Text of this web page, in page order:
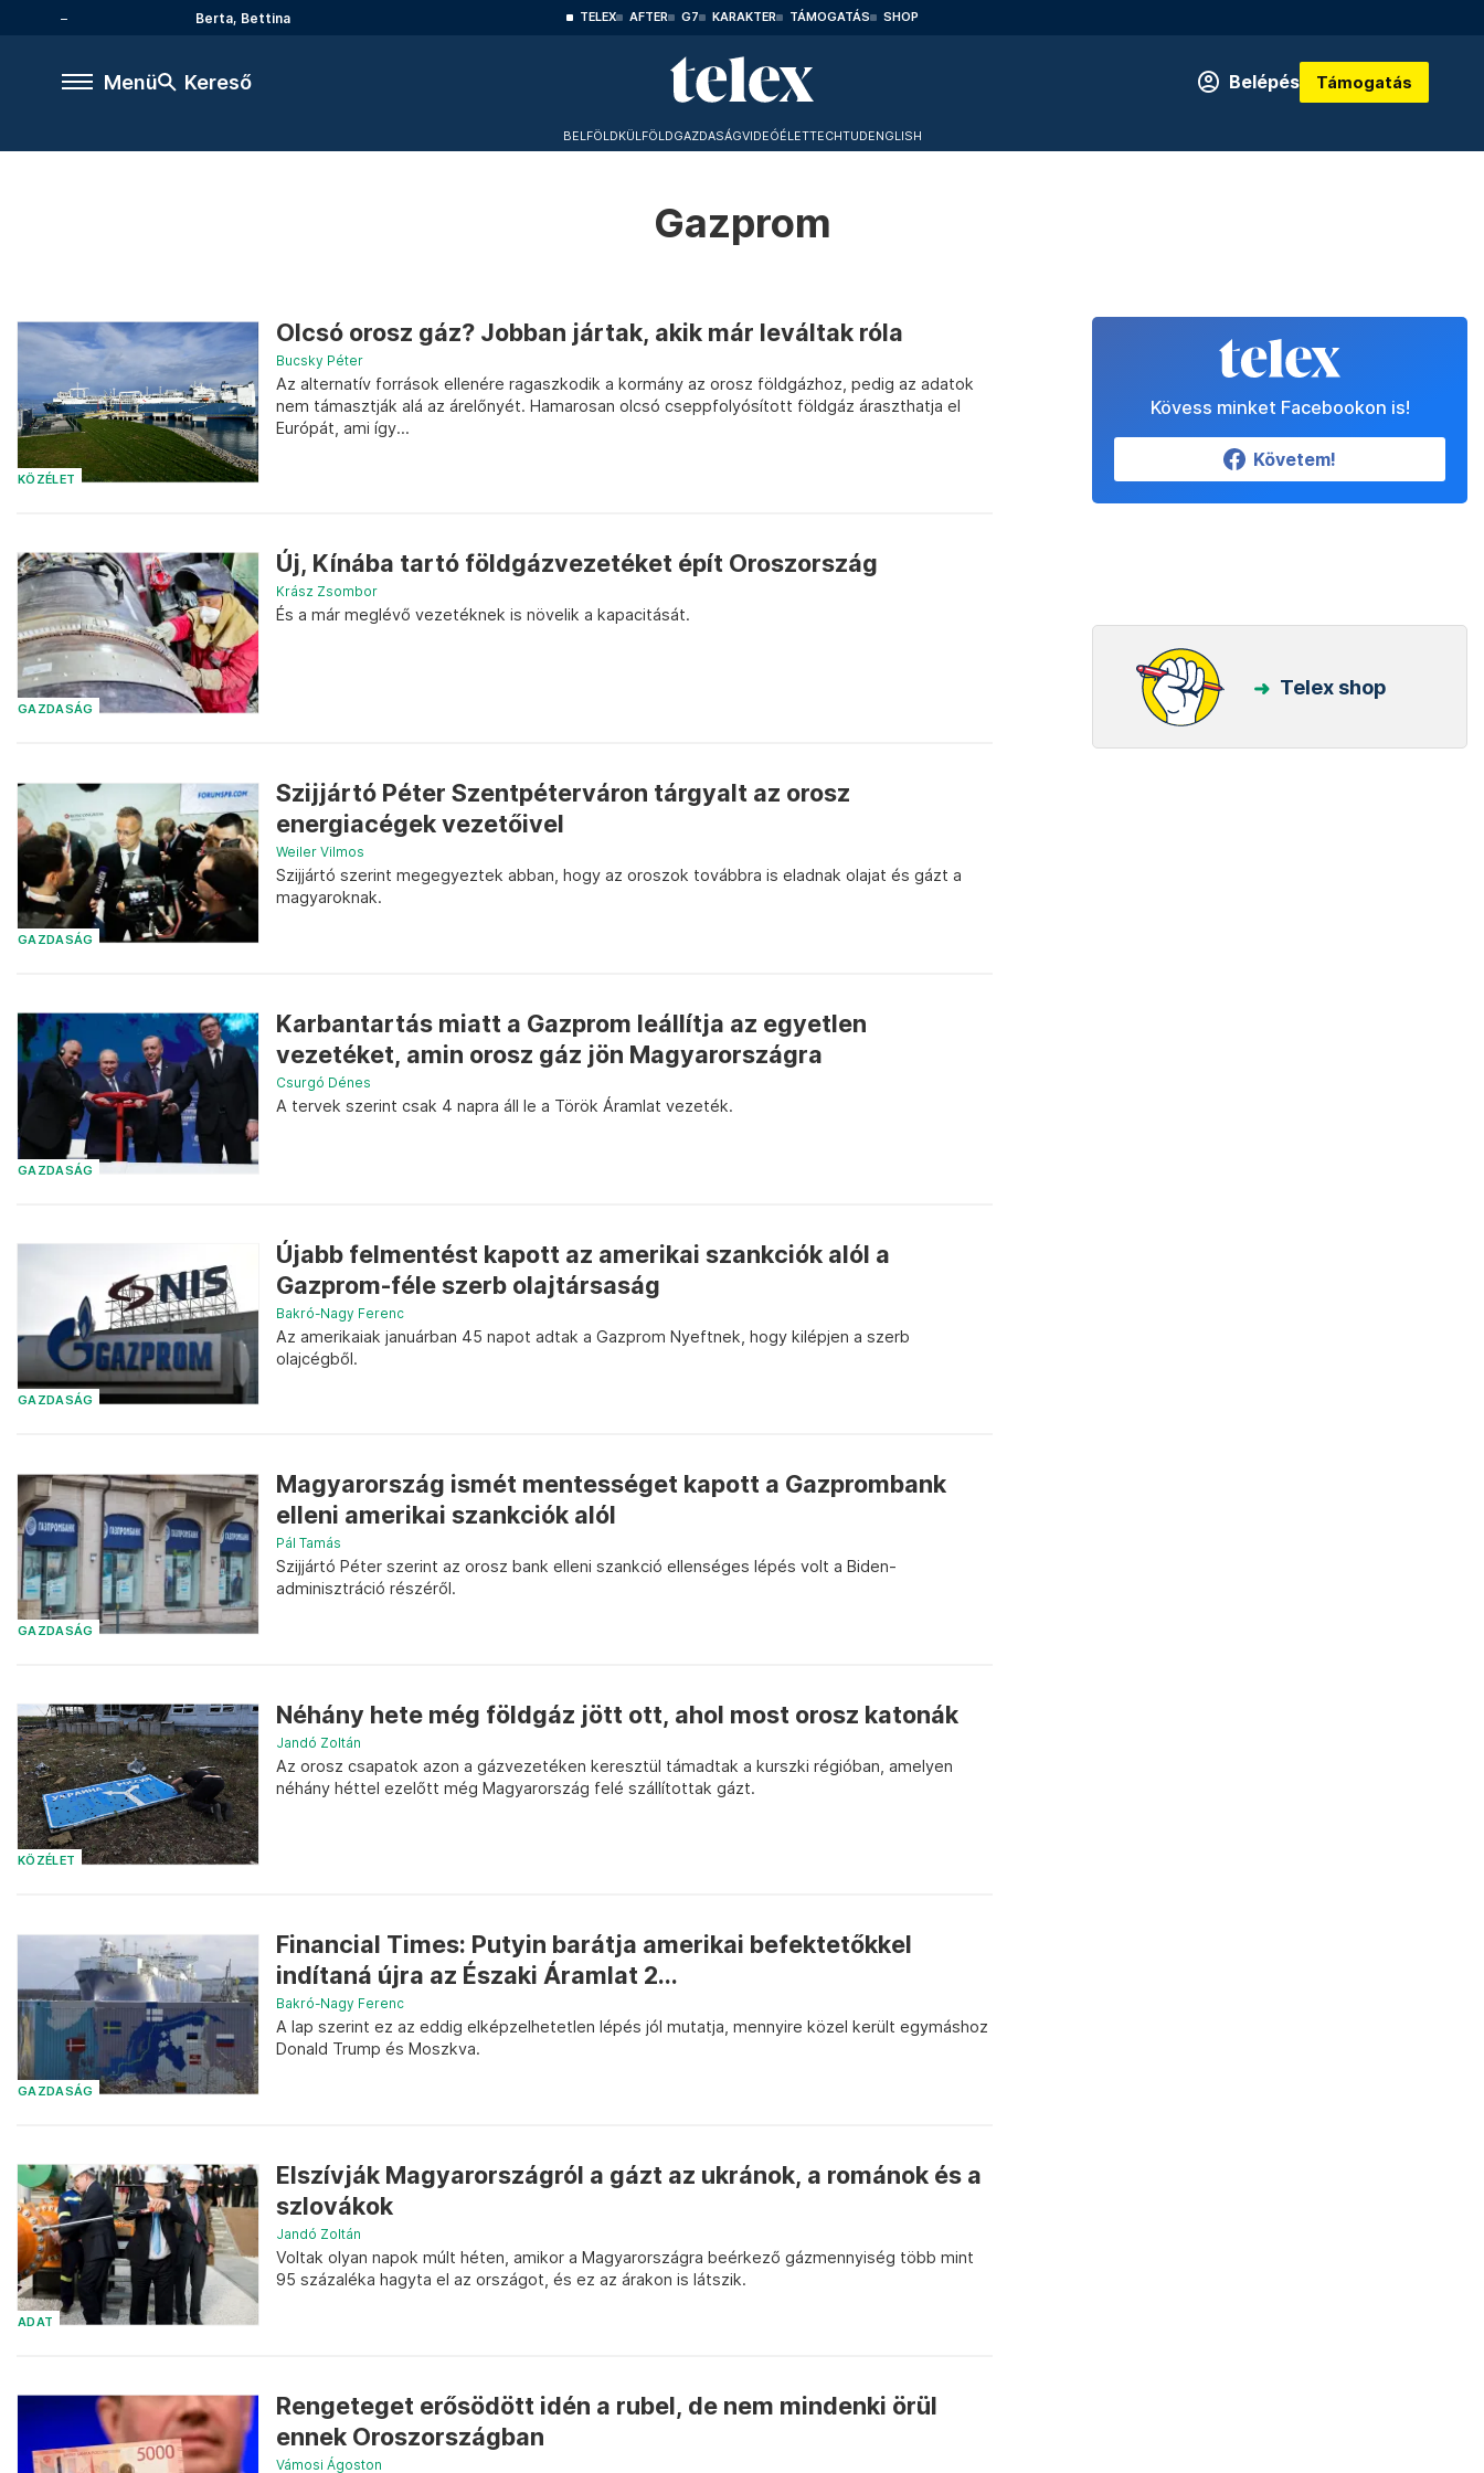
Berta, Bettina TELEX AFTER G7 KARAKTER TÁMOGATÁS SHOP
Menü Kereső Belépés Támogatás
BELFÖLDKÜLFÖLDGAZDASÁGVIDEÓÉLETTECHTUDENGLISH
Gazprom
KÖZÉLET
Olcsó orosz gáz? Jobban jártak, akik már leváltak róla
Bucsky Péter
Az alternatív források ellenére ragaszkodik a kormány az orosz földgázhoz, pedig az adatok
nem támasztják alá az árelőnyét. Hamarosan olcsó cseppfolyósított földgáz áraszthatja el
Európát, ami így...
GAZDASÁG
Új, Kínába tartó földgázvezetéket épít Oroszország
Krász Zsombor
És a már meglévő vezetéknek is növelik a kapacitását.
GAZDASÁG
Szijjártó Péter Szentpéterváron tárgyalt az orosz
energiacégek vezetőivel
Weiler Vilmos
Szijjártó szerint megegyeztek abban, hogy az oroszok továbbra is eladnak olajat és gázt a
magyaroknak.
GAZDASÁG
Karbantartás miatt a Gazprom leállítja az egyetlen
vezetéket, amin orosz gáz jön Magyarországra
Csurgó Dénes
A tervek szerint csak 4 napra áll le a Török Áramlat vezeték.
GAZDASÁG
Újabb felmentést kapott az amerikai szankciók alól a
Gazprom-féle szerb olajtársaság
Bakró-Nagy Ferenc
Az amerikaiak januárban 45 napot adtak a Gazprom Nyeftnek, hogy kilépjen a szerb
olajcégből.
GAZDASÁG
Magyarország ismét mentességet kapott a Gazprombank
elleni amerikai szankciók alól
Pál Tamás
Szijjártó Péter szerint az orosz bank elleni szankció ellenséges lépés volt a Biden-
adminisztráció részéről.
KÖZÉLET
Néhány hete még földgáz jött ott, ahol most orosz katonák
Jandó Zoltán
Az orosz csapatok azon a gázvezetéken keresztül támadtak a kurszki régióban, amelyen
néhány héttel ezelőtt még Magyarország felé szállítottak gázt.
GAZDASÁG
Financial Times: Putyin barátja amerikai befektetőkkel
indítaná újra az Északi Áramlat 2...
Bakró-Nagy Ferenc
A lap szerint ez az eddig elképzelhetetlen lépés jól mutatja, mennyire közel került egymáshoz
Donald Trump és Moszkva.
ADAT
Elszívják Magyarországról a gázt az ukránok, a románok és a
szlovákok
Jandó Zoltán
Voltak olyan napok múlt héten, amikor a Magyarországra beérkező gázmennyiség több mint
95 százaléka hagyta el az országot, és ez az árakon is látszik.
Rengeteget erősödött idén a rubel, de nem mindenki örül
ennek Oroszországban
Vámosi Ágoston
Kövess minket Facebookon is!
Követem!
Telex shop